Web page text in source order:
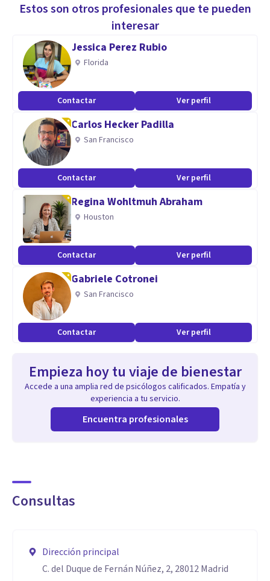
Aptitudes
En la actualidad estoy especialmente interesada en la
aplicación de EMDR, Mindfulness y Regulación Emocional a
la práctica terapéutica, así como en la aportación que la
Teoría del Apego puede efectuar en la comprensión de la
problemática psicológica.
Estos son otros profesionales que te pueden
interesar
Jessica Perez Rubio
Florida
Contactar Ver perfil
Carlos Hecker Padilla
San Francisco
Contactar Ver perfil
Regina Wohltmuh Abraham
Houston
Contactar Ver perfil
Gabriele Cotronei
San Francisco
Contactar Ver perfil
Empieza hoy tu viaje de bienestar
Accede a una amplia red de psicólogos calificados. Empatía y
experiencia a tu servicio.
Encuentra profesionales
Consultas
Dirección principal
C. del Duque de Fernán Núñez, 2, 28012 Madrid